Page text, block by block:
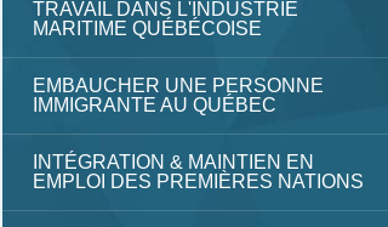
TRAVAIL DANS L'INDUSTRIE
MARITIME QUÉBÉCOISE
EMBAUCHER UNE PERSONNE
IMMIGRANTE AU QUÉBEC
INTÉGRATION & MAINTIEN EN
EMPLOI DES PREMIÈRES NATIONS